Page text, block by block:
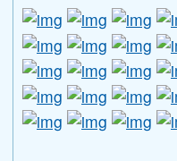
link to http://
link to
link to http://
link to
link to http://
link to
link to http://
link to
link to https://
link to https://
link to http://
link to =\